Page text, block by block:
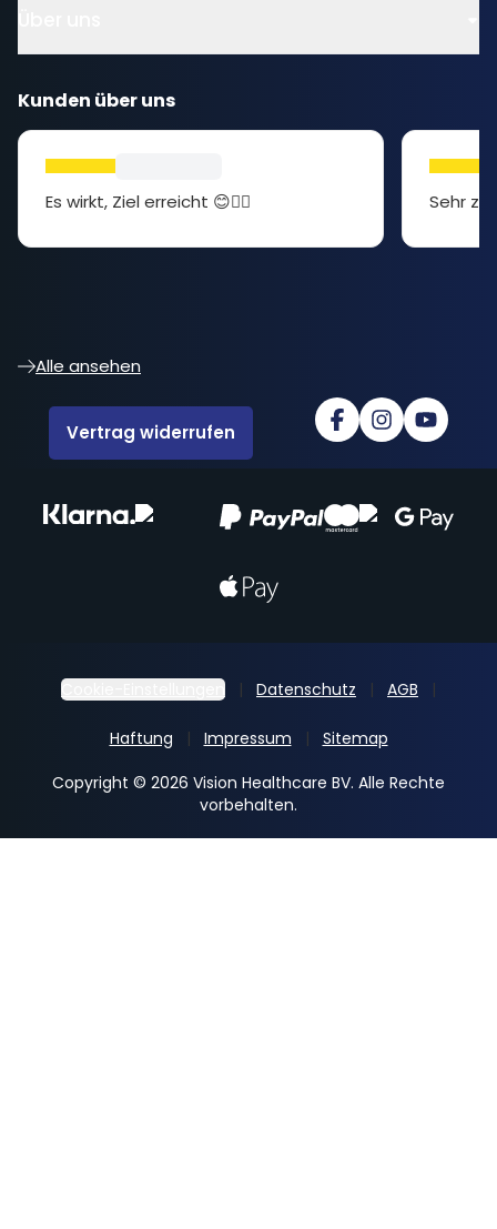
Kunden über uns
Es wirkt, Ziel erreicht 😊👍🏻 Sehr
Alle ansehen
Vertrag widerrufen
Cookie-Einstellungen Datenschutz AGB
Haftung Impressum
Sitemap
Copyright © 2026 Vision Healthcare BV. Alle Rechte
vorbehalten.